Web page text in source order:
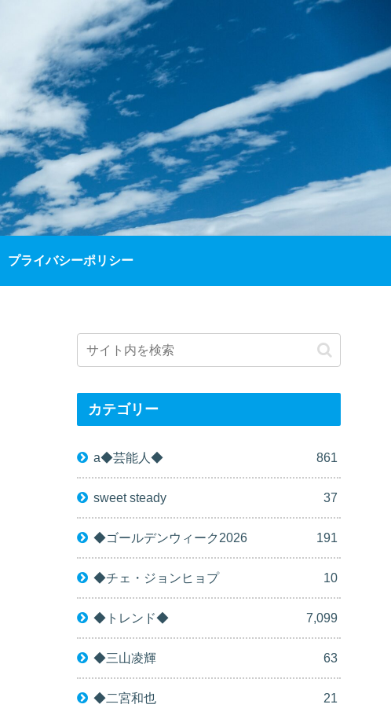
プライバシーポリシー
カテゴリー
a◆芸能人◆ 861
sweet steady 37
◆ゴールデンウィーク2026 191
◆チェ・ジョンヒョプ 10
◆トレンド◆ 7,099
◆三山凌輝 63
◆二宮和也 21